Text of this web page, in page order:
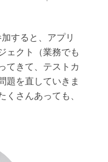
すると、アプリ
ェクト（業務でも
てきて、テストカ
題を直していきま
くさんあっても、